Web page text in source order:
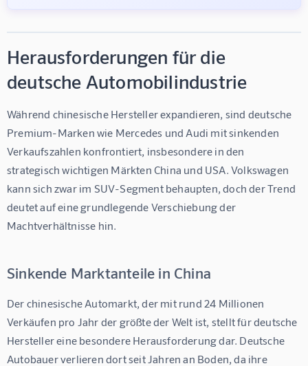
Herausforderungen für die
deutsche Automobilindustrie
Während chinesische Hersteller expandieren, sind deutsche
Premium-Marken wie Mercedes und Audi mit sinkenden
Verkaufszahlen konfrontiert, insbesondere in den
strategisch wichtigen Märkten China und USA. Volkswagen
kann sich zwar im SUV-Segment behaupten, doch der Trend
deutet auf eine grundlegende Verschiebung der
Machtverhältnisse hin.
Sinkende Marktanteile in China
Der chinesische Automarkt, der mit rund 24 Millionen
Verkäufen pro Jahr der größte der Welt ist, stellt für deutsche
Hersteller eine besondere Herausforderung dar. Deutsche
Autobauer verlieren dort seit Jahren an Boden, da ihre